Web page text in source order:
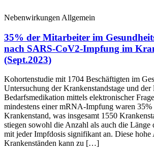
Nebenwirkungen Allgemein
35% der Mitarbeiter im
nach SARS-CoV2-Impfung im
(Sept.2023)
Kohortenstudie mit 1704 Beschäftigten im
Untersuchung der Krankenstandstage und
Bedarfsmedikation mittels elektronischer
mindestens einer mRNA-Impfung waren
Krankenstand, was insgesamt 1550
stiegen sowohl die Anzahl als auch die Länge
mit jeder Impfdosis signifikant an. Diese hohe
Krankenständen kann zu […]